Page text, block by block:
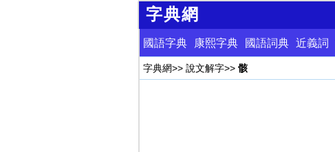
字典網
國語字典 康熙字典 國語詞典 近義詞
字典網>> 說文解字>> 骸